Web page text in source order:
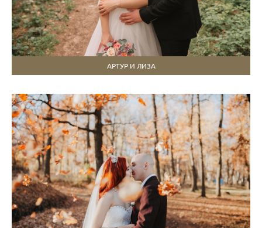
АРТУР И ЛИЗА